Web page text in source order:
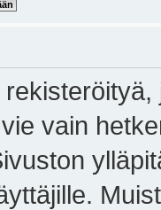
vain